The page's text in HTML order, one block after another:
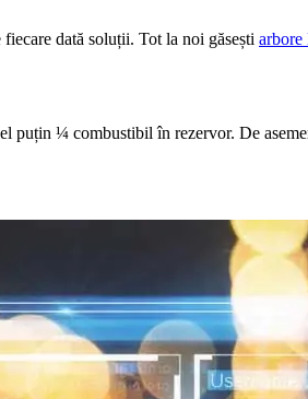
dată soluții. Tot la noi găsești arbore
puțin ¼ combustibil în rezervor. De